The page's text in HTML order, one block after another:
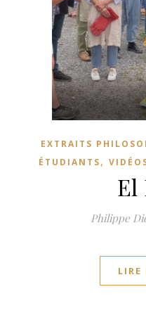
EXTRAITS
ÉTUDIANTS,
El
Philippe
LIRE